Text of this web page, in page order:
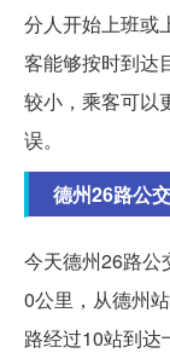
分人开始上班或
客能够按时到达
较小，乘客可以
误。
德州26路公
今天德州26路公
0公里，从德州
路经过10站到达